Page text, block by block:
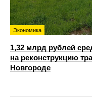
Экономика
1,32 млрд рублей
на реконструкцию
Новгороде